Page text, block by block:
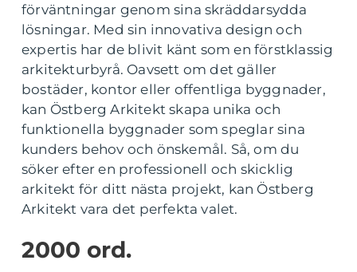
förväntningar genom sina skräddarsydda
lösningar. Med sin innovativa design och
expertis har de blivit känt som en förstklassig
arkitekturbyrå. Oavsett om det gäller
bostäder, kontor eller offentliga byggnader,
kan Östberg Arkitekt skapa unika och
funktionella byggnader som speglar sina
kunders behov och önskemål. Så, om du
söker efter en professionell och skicklig
arkitekt för ditt nästa projekt, kan Östberg
Arkitekt vara det perfekta valet.
2000 ord.